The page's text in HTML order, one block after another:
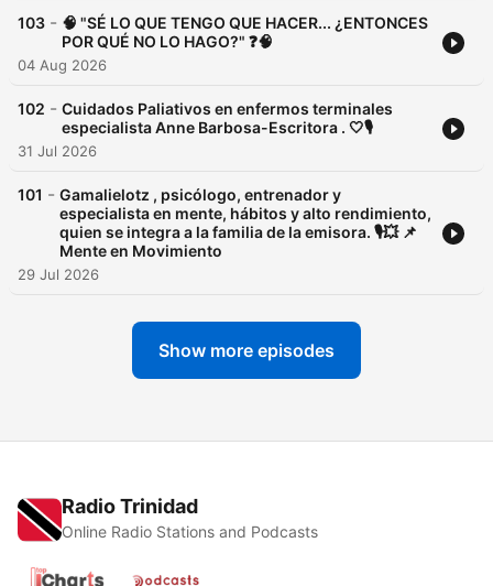
103 - 🧠 "SÉ LO QUE TENGO QUE HACER... ¿ENTONCES
POR QUÉ NO LO HAGO?" ❓🧠
04 Aug 2026
102 - Cuidados Paliativos en enfermos terminales
especialista Anne Barbosa-Escritora . 🤍🎙️
31 Jul 2026
101 - Gamalielotz , psicólogo, entrenador y
especialista en mente, hábitos y alto rendimiento,
quien se integra a la familia de la emisora. 🎙️💥 📌
Mente en Movimiento
29 Jul 2026
Show more episodes
Radio Trinidad
Online Radio Stations and Podcasts